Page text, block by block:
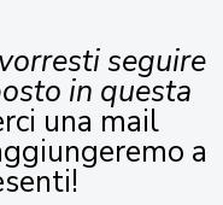
seguire
in questa
una mail
a